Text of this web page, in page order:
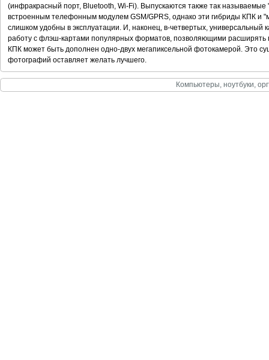
(инфракрасный порт, Bluetooth, Wi-Fi). Выпускаются также так
встроенным телефонным модулем GSM/GPRS, однако эти гибриды КПК и
слишком удобны в эксплуатации. И, наконец, в-четвертых,
работу с флэш-картами популярных форматов, позволяющими расширять
КПК может быть дополнен одно-двух мегапиксельной фотокамерой. Это
фотографий оставляет желать лучшего.
Компьютеры, ноутбуки,